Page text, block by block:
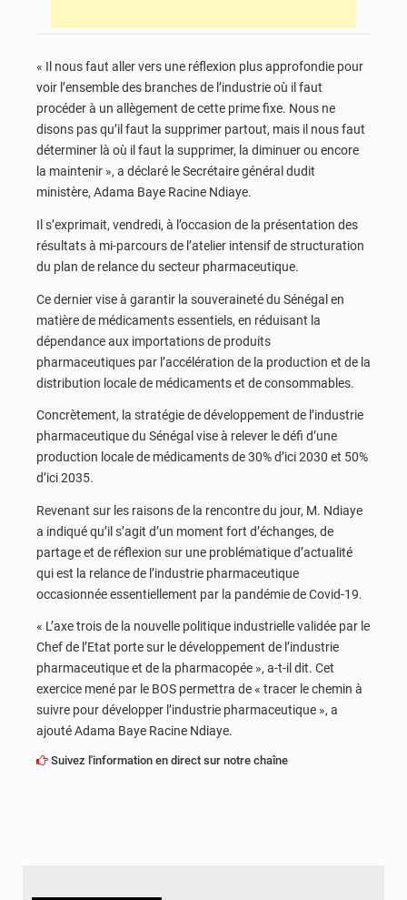
« Il nous faut aller vers une réflexion plus approfondie pour
voir l’ensemble des branches de l’industrie où il faut
procéder à un allègement de cette prime fixe. Nous ne
disons pas qu’il faut la supprimer partout, mais il nous faut
déterminer là où il faut la supprimer, la diminuer ou encore
la maintenir », a déclaré le Secrétaire général dudit
ministère, Adama Baye Racine Ndiaye.
Il s’exprimait, vendredi, à l’occasion de la présentation des
résultats à mi-parcours de l’atelier intensif de structuration
du plan de relance du secteur pharmaceutique.
Ce dernier vise à garantir la souveraineté du Sénégal en
matière de médicaments essentiels, en réduisant la
dépendance aux importations de produits
pharmaceutiques par l’accélération de la production et de la
distribution locale de médicaments et de consommables.
Concrètement, la stratégie de développement de l’industrie
pharmaceutique du Sénégal vise à relever le défi d’une
production locale de médicaments de 30% d’ici 2030 et 50%
d’ici 2035.
Revenant sur les raisons de la rencontre du jour, M. Ndiaye
a indiqué qu’il s’agit d’un moment fort d’échanges, de
partage et de réflexion sur une problématique d’actualité
qui est la relance de l’industrie pharmaceutique
occasionnée essentiellement par la pandémie de Covid-19.
« L’axe trois de la nouvelle politique industrielle validée par le
Chef de l’Etat porte sur le développement de l’industrie
pharmaceutique et de la pharmacopée », a-t-il dit. Cet
exercice mené par le BOS permettra de « tracer le chemin à
suivre pour développer l’industrie pharmaceutique », a
ajouté Adama Baye Racine Ndiaye.
Suivez l'information en direct sur notre chaîne